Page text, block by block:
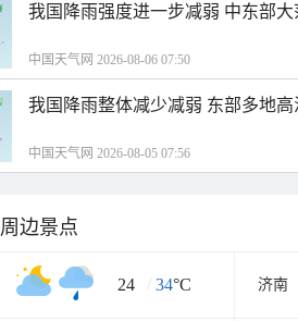
我国降雨强度进一步减弱 中东部
中国天气网 2026-08-06 07:50
我国降雨整体减少减弱 东部多地
中国天气网 2026-08-05 07:56
周边景点
24 / 34°C 济南